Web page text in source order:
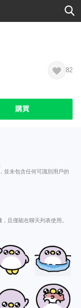
82
購買
並未包含任何可識別用戶的
且僅能在聊天列表使用。